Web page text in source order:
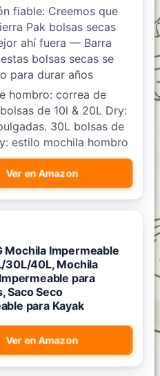
fiable: Creemos que
Pak bolsas secas
ahí fuera — Barra
bolsas secas se
para durar años
hombro: correa de
de 10l & 20L Dry:
30L bolsas de
estilo mochila hombro
Ver en Amazon
Mochila Impermeable
30L/40L, Mochila
para
Saco Seco
para Kayak
Ver en Amazon